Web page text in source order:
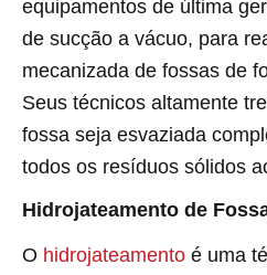
equipamentos de última
de sucção a vácuo, para
mecanizada de fossas de
Seus técnicos altamente
fossa seja esvaziada
todos os resíduos sólidos
Hidrojateamento de
O hidrojateamento é uma